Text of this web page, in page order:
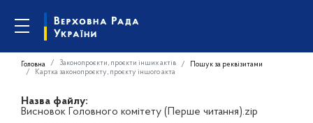
Головна Законопроєкти, проєкти інших актів
Пошук за реквізитами
Картка законопроєкту, проєкту іншого акта
Назва файлу:
Висновок Головного комітету (Перше читання).zip